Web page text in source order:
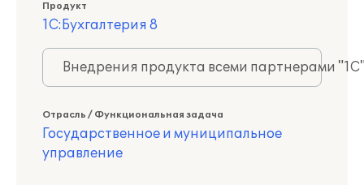
Продукт
1С:Бухгалтерия 8
Внедрения продукта всеми партнерами
Отрасль / Функциональная задача
Государственное и муниципальное
управление